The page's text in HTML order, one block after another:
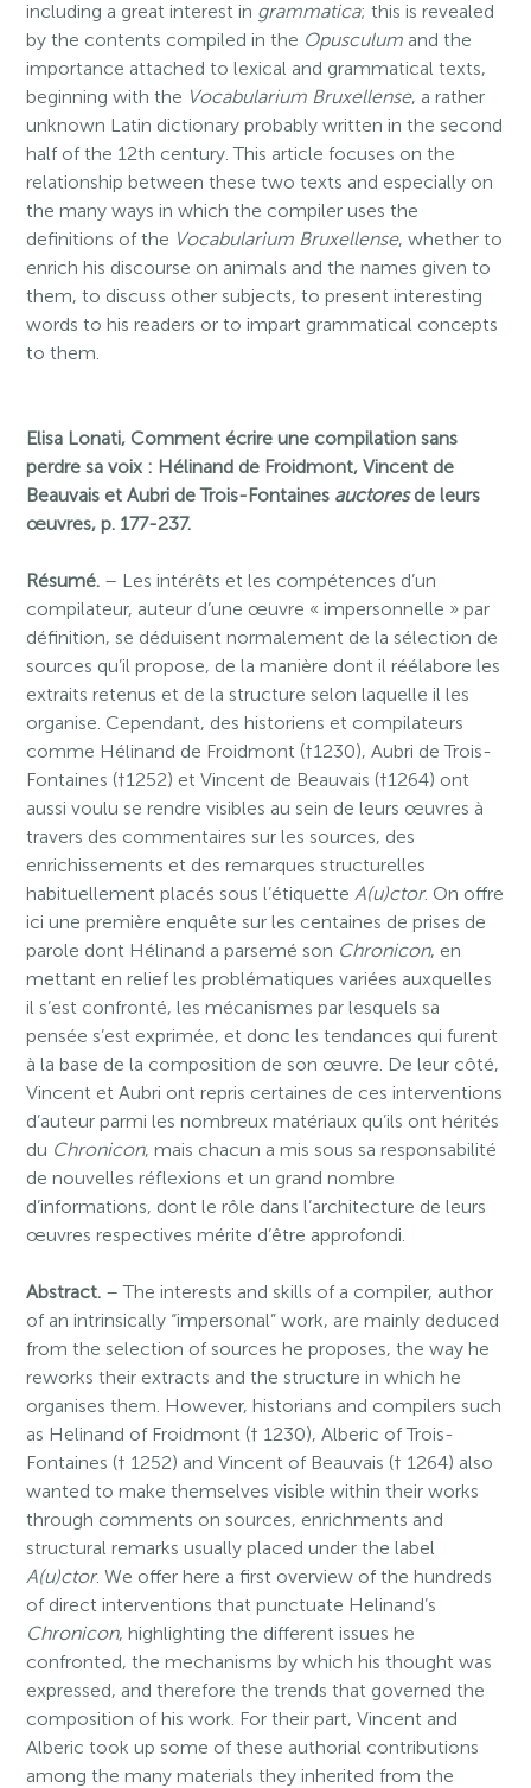
including a great interest in grammatica; this is revealed
by the contents compiled in the Opusculum and the
importance attached to lexical and grammatical texts,
beginning with the Vocabularium Bruxellense, a rather
unknown Latin dictionary probably written in the second
half of the 12th century. This article focuses on the
relationship between these two texts and especially on
the many ways in which the compiler uses the
definitions of the Vocabularium Bruxellense, whether to
enrich his discourse on animals and the names given to
them, to discuss other subjects, to present interesting
words to his readers or to impart grammatical concepts
to them.
Elisa Lonati, Comment écrire une compilation sans
perdre sa voix : Hélinand de Froidmont, Vincent de
Beauvais et Aubri de Trois-Fontaines auctoresde leurs
œuvres, p. 177-237.
Résumé. – Les intérêts et les compétences d’un
compilateur, auteur d’une œuvre « impersonnelle » par
définition, se déduisent normalement de la sélection de
sources qu’il propose, de la manière dont il réélabore les
extraits retenus et de la structure selon laquelle il les
organise. Cependant, des historiens et compilateurs
comme Hélinand de Froidmont (†1230), Aubri de Trois-
Fontaines (†1252) et Vincent de Beauvais (†1264) ont
aussi voulu se rendre visibles au sein de leurs œuvres à
travers des commentaires sur les sources, des
enrichissements et des remarques structurelles
habituellement placés sous l’étiquetteA(u)ctor. On offre
ici une première enquête sur les centaines de prises de
parole dont Hélinand a parsemé son Chronicon, en
mettant en relief les problématiques variées auxquelles
il s’est confronté, les mécanismes par lesquels sa
pensée s’est exprimée, et donc les tendances qui furent
à la base de la composition de son œuvre. De leur côté,
Vincent et Aubri ont repris certaines de ces interventions
d’auteur parmi les nombreux matériaux qu’ils ont hérités
du Chronicon, mais chacun a mis sous sa responsabilité
de nouvelles réflexions et un grand nombre
d’informations, dont le rôle dans l’architecture de leurs
œuvres respectives mérite d’être approfondi.
Abstract. – The interests and skills of a compiler, author
of an intrinsically “impersonal” work, are mainly deduced
from the selection of sources he proposes, the way he
reworks their extracts and the structure in which he
organises them. However, historians and compilers such
as Helinand of Froidmont († 1230), Alberic of Trois-
Fontaines († 1252) and Vincent of Beauvais († 1264) also
wanted to make themselves visible within their works
through comments on sources, enrichments and
structural remarks usually placed under the label
A(u)ctor. We offer here a first overview of the hundreds
of direct interventions that punctuate Helinand’s
Chronicon, highlighting the different issues he
confronted, the mechanisms by which his thought was
expressed, and therefore the trends that governed the
composition of his work. For their part, Vincent and
Alberic took up some of these authorial contributions
among the many materials they inherited from the